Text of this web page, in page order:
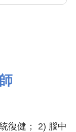
復健； 2) 腦中